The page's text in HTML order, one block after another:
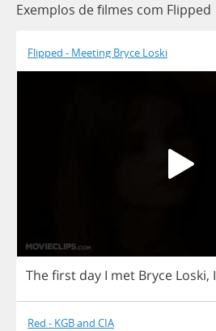
Exemplos de filmes com Flipped
Flipped - Meeting Bryce Loski
Thefirst day I met Bryce Loski, I
Red - KGB and CIA